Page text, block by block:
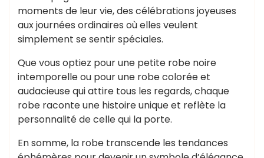
moments de leur vie, des célébrations joyeuses
aux journées ordinaires où elles veulent
simplement se sentir spéciales.
Que vous optiez pour une petite robe noire
intemporelle ou pour une robe colorée et
audacieuse qui attire tous les regards, chaque
robe raconte une histoire unique et reflète la
personnalité de celle qui la porte.
En somme, la robe transcende les tendances